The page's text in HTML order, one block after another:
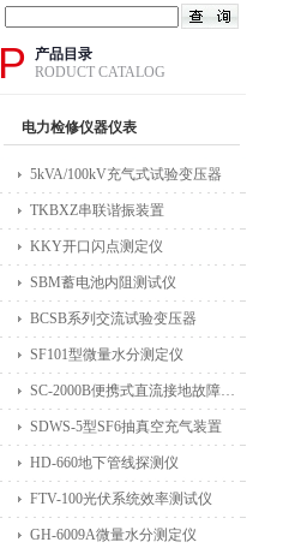
P
产品目录
RODUCT CATALOG
电力检修仪器仪表
5kVA/100kV充气式试验变压器
TKBXZ串联谐振装置
KKY开口闪点测定仪
SBM蓄电池内阻测试仪
BCSB系列交流试验变压器
SF101型微量水分测定仪
SC-2000B便携式直流接地故障检测仪
SDWS-5型SF6抽真空充气装置
HD-660地下管线探测仪
FTV-100光伏系统效率测试仪
GH-6009A微量水分测定仪